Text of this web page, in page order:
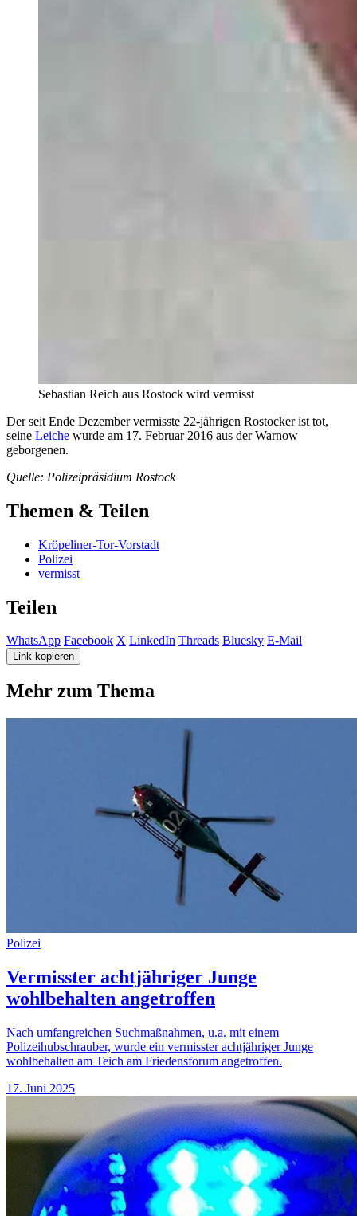
Sebastian Reich aus Rostock wird vermisst
Der seit Ende Dezember vermisste 22-jährigen Rostocker ist tot,
seine Leiche wurde am 17. Februar 2016 aus der Warnow
geborgenen.
Quelle: Polizeipräsidium Rostock
Themen & Teilen
Kröpeliner-Tor-Vorstadt
Polizei
vermisst
Teilen
WhatsApp Facebook X LinkedIn Threads Bluesky E-Mail
Link kopieren
Mehr zum Thema
Polizei
Vermisster achtjähriger Junge
wohlbehalten angetroffen
Nach umfangreichen Suchmaßnahmen, u.a. mit einem
Polizeihubschrauber, wurde ein vermisster achtjähriger Junge
wohlbehalten am Teich am Friedensforum angetroffen.
17. Juni 2025